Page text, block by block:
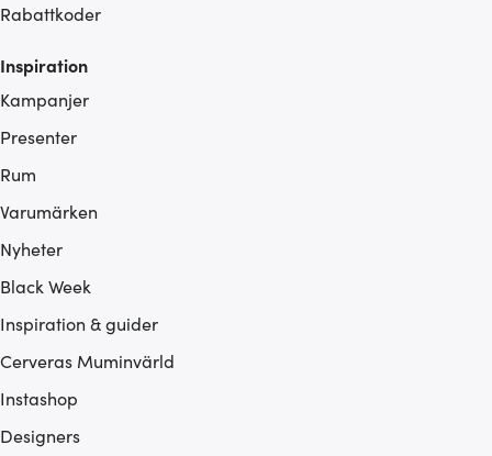
Rabattkoder
Inspiration
Kampanjer
Presenter
Rum
Varumärken
Nyheter
Black Week
Inspiration & guider
Cerveras Muminvärld
Instashop
Designers